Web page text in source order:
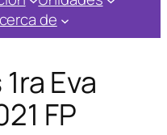
de
Eva
FP